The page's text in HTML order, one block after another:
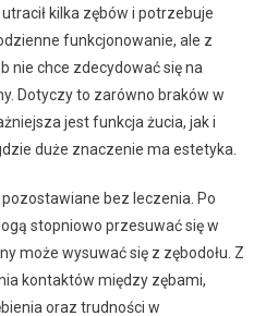
kilka zębów i potrzebuje
funkcjonowanie, ale z
nie chce zdecydować się na
Dotyczy to zarówno braków w
jest funkcja żucia, jak i
duże znaczenie ma estetyka.
bez leczenia. Po
stopniowo przesuwać się w
może wysuwać się z zębodołu. Z
kontaktów między zębami,
oraz trudności w